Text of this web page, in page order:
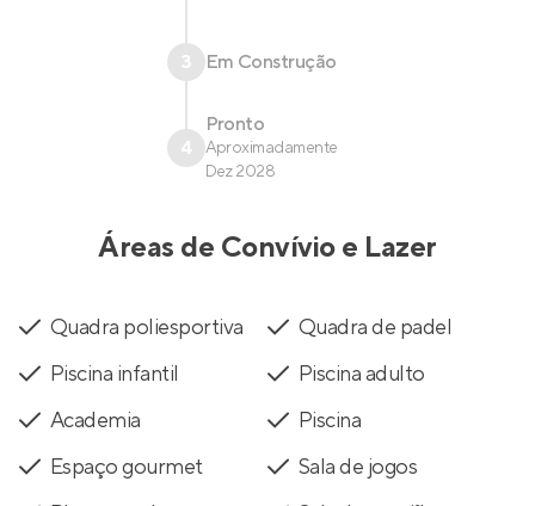
3 Em Construção
4
Pronto
Aproximadamente
Dez 2028
Áreas de Convívio e Lazer
Quadra poliesportiva
Quadra de padel
Piscina infantil
Piscina adulto
Academia
Piscina
Espaço gourmet
Sala de jogos